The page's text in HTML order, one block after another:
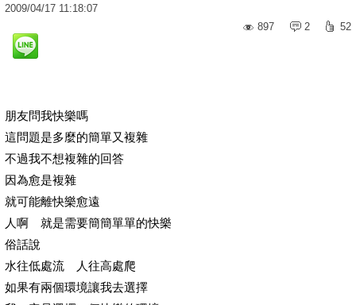
2009/04/17 11:18:07
897
2 52
朋友問我快樂嗎
這問題是多麼的簡單又複雜
不過我不想複雜的回答
因為愈是複雜
就可能離快樂愈遠
人啊 就是需要簡簡單單的快樂
俗話說
水往低處流 人往高處爬
如果有兩個環境讓我去選擇